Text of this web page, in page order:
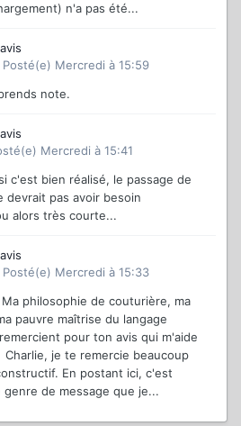
n'a pas été...
Posté(e) Mercredi à 15:59
note.
Mercredi à 15:41
c'est bien réalisé, le passage de
devrait pas avoir besoin
alors très courte...
Posté(e) Mercredi à 15:33
Ma philosophie de couturière, ma
pauvre maîtrise du langage
pour ton avis qui m'aide
je te remercie beaucoup
En postant ici, c'est
de message que je...